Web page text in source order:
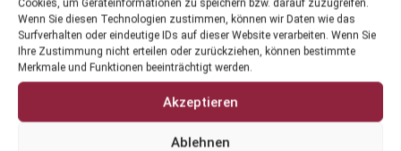
Cookies, um Geräteinformationen zu speichern bzw. darauf zuzugreifen.
Wenn Sie diesen Technologien zustimmen, können wir Daten wie das
Surfverhalten oder eindeutige IDs auf dieser Website verarbeiten. Wenn Sie
Ihre Zustimmung nicht erteilen oder zurückziehen, können bestimmte
Merkmale und Funktionen beeinträchtigt werden.
Akzeptieren
Ablehnen